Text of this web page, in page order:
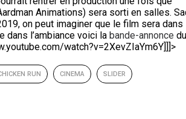
Animations) sera sorti en salles.
on peut imaginer que le film sera
dans l’ambiance voici la bande-annonce
watch?v=2XevZIaYm6Y]]]>
RUN CINEMA SLIDER